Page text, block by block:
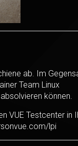
ab. Im
Team Linux
können.
VUE Testcenter in
lpi